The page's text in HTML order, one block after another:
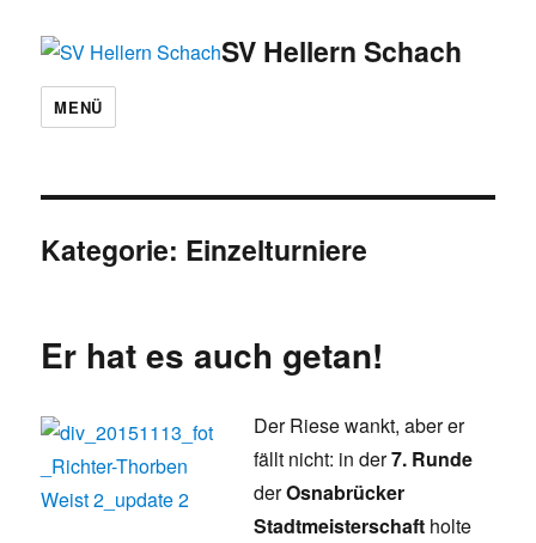
SV Hellern Schach
MENÜ
Kategorie: Einzelturniere
Er hat es auch getan!
Der Riese wankt, aber er
fällt nicht: in der7. Runde
derOsnabrücker
Stadtmeisterschaft holte